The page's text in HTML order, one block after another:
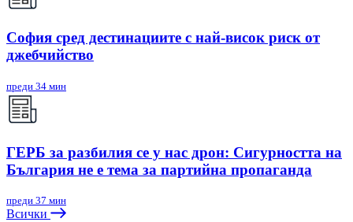
София сред дестинациите с най-висок риск от
джебчийство
преди 34 мин
ГЕРБ за разбилия се у нас дрон: Сигурността на
България не е тема за партийна пропаганда
преди 37 мин
Всички